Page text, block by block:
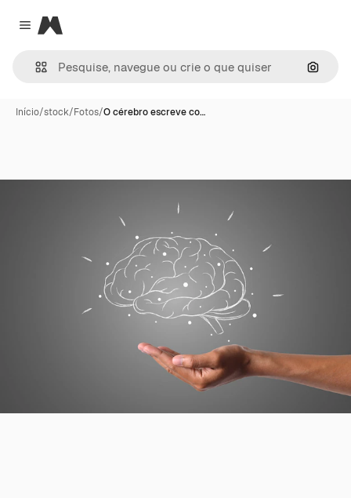
Close menu
Magnific
Início/stock/Fotos/O cérebro escreve co…